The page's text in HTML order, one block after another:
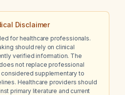
Disclaimer
for healthcare professionals.
should rely on clinical
verified information. The
not replace professional
supplementary to
Healthcare providers should
primary literature and current